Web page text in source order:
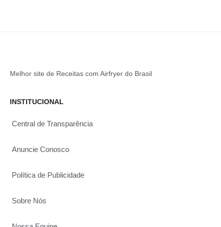
Melhor site de Receitas com Airfryer do Brasil
INSTITUCIONAL
Central de Transparência
Anuncie Conosco
Política de Publicidade
Sobre Nós